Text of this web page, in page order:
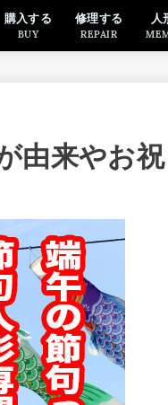
購入する
BUY
修理する
REPAIR
人
由来やお祝